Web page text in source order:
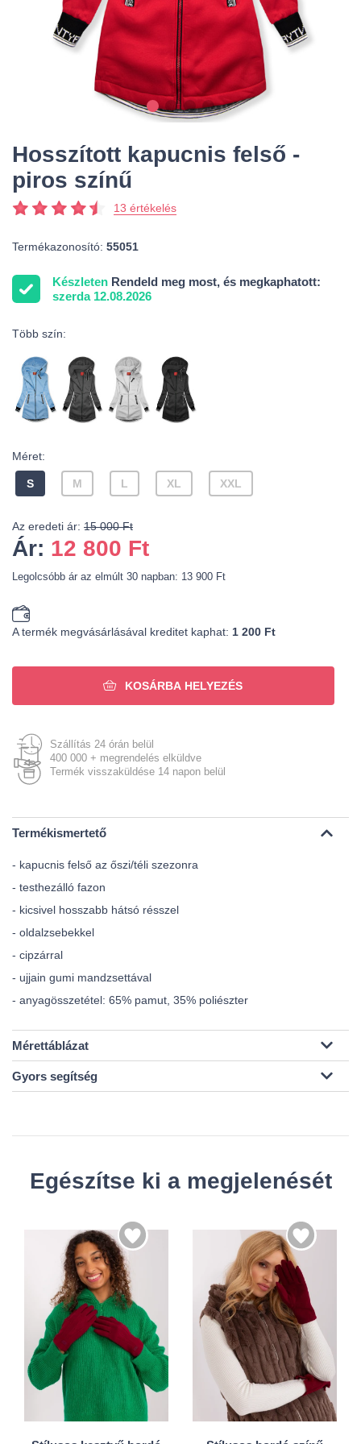
Hosszított kapucnis felső -
piros színű
13 értékelés
Termékazonosító: 55051
Készleten Rendeld meg most, és megkaphatott:
szerda 12.08.2026
Több szín:
Méret:
S M L XL XXL
Az eredeti ár: 15 000 Ft
Ár: 12 800 Ft
Legolcsóbb ár az elmúlt 30 napban: 13 900 Ft
A termék megvásárlásával kreditet kaphat: 1 200 Ft
KOSÁRBA HELYEZÉS
Szállítás 24 órán belül
400 000 + megrendelés elküldve
Termék visszaküldése 14 napon belül
Termékismertető
- kapucnis felső az őszi/téli szezonra
- testhezálló fazon
- kicsivel hosszabb hátsó résszel
- oldalzsebekkel
- cipzárral
- ujjain gumi mandzsettával
- anyagösszetétel: 65% pamut, 35% poliészter
Mérettáblázat
Gyors segítség
Egészítse ki a megjelenését
S/M
S/M